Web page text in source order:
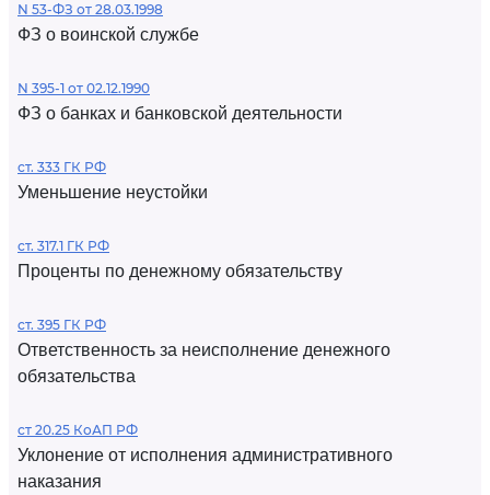
N 53-ФЗ от 28.03.1998
ФЗ о воинской службе
N 395-1 от 02.12.1990
ФЗ о банках и банковской деятельности
ст. 333 ГК РФ
Уменьшение неустойки
ст. 317.1 ГК РФ
Проценты по денежному обязательству
ст. 395 ГК РФ
Ответственность за неисполнение денежного
обязательства
ст 20.25 КоАП РФ
Уклонение от исполнения административного
наказания